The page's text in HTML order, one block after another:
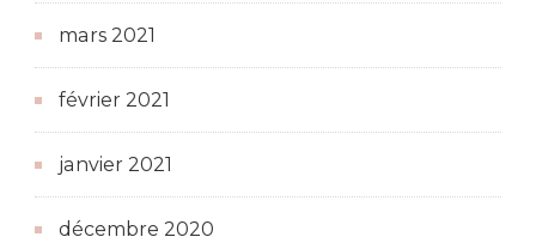
mars 2021
février 2021
janvier 2021
décembre 2020